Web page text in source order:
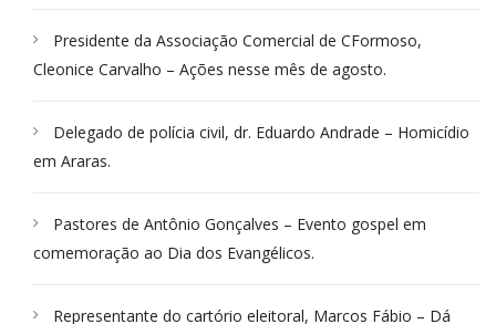
Presidente da Associação Comercial de CFormoso,
Cleonice Carvalho – Ações nesse mês de agosto.
Delegado de polícia civil, dr. Eduardo Andrade – Homicídio
em Araras.
Pastores de Antônio Gonçalves – Evento gospel em
comemoração ao Dia dos Evangélicos.
Representante do cartório eleitoral, Marcos Fábio – Dá